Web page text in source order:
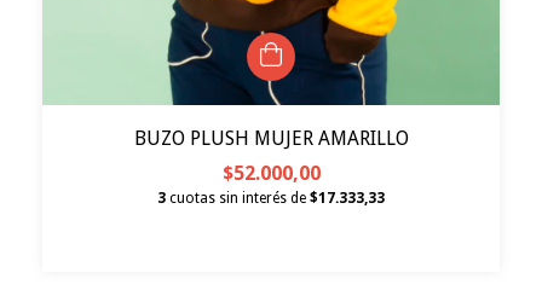
BUZO PLUSH MUJER AMARILLO
$52.000,00
3 cuotas sin interés de $17.333,33